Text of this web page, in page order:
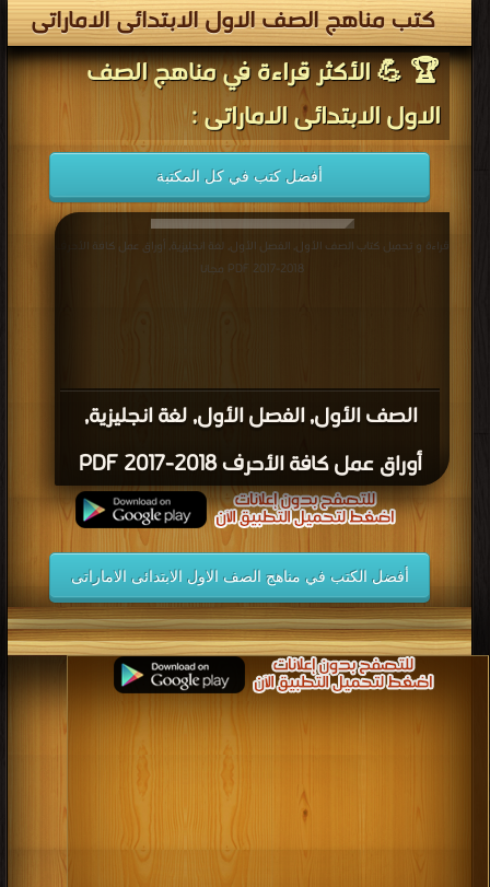
كتب مناهج الصف الاول الابتدائى الاماراتى
🏆 💪 الأكثر قراءة في مناهج الصف
الاول الابتدائى الاماراتى :
أفضل كتب في كل المكتبة
الصف الأول, الفصل الأول, لغة انجليزية,
أوراق عمل كافة الأحرف 2018-2017 PDF
قراءة و تحميل كتاب الصف الأول, الفصل الأول, لغة انجليزية, أوراق عمل كافة الأحرف
2018-2017 PDF مجانا
أفضل الكتب في مناهج الصف الاول الابتدائى الاماراتى